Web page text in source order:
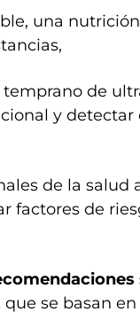
una
temprano de
y detectar
de la salud
factores de
que se basan